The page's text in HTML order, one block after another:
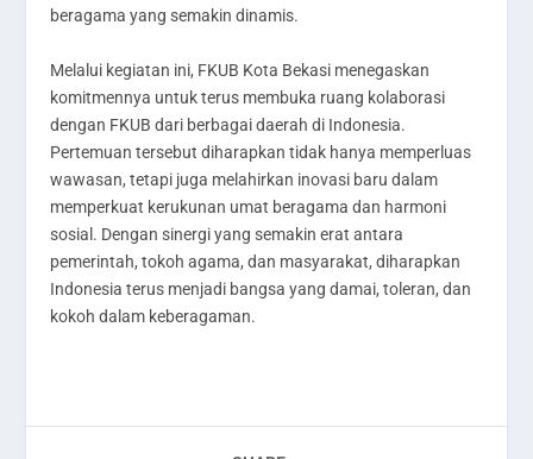
beragama yang semakin dinamis.
Melalui kegiatan ini, FKUB Kota Bekasi menegaskan
komitmennya untuk terus membuka ruang kolaborasi
dengan FKUB dari berbagai daerah di Indonesia.
Pertemuan tersebut diharapkan tidak hanya memperluas
wawasan, tetapi juga melahirkan inovasi baru dalam
memperkuat kerukunan umat beragama dan harmoni
sosial. Dengan sinergi yang semakin erat antara
pemerintah, tokoh agama, dan masyarakat, diharapkan
Indonesia terus menjadi bangsa yang damai, toleran, dan
kokoh dalam keberagaman.